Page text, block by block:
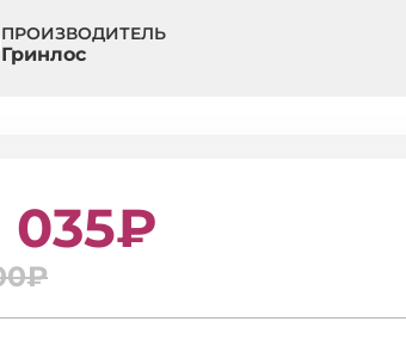
ПРОИЗВОДИТЕЛЬ
Гринлос
035₽